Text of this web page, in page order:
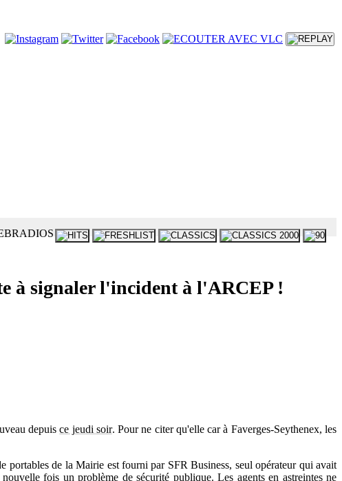
à signaler l'incident à l'ARCEP !
depuisce jeudi soir. Pour ne citer qu'elle car à Faverges-Seythenex, les
portables de la Mairie est fourni par SFR Business, seul opérateur qui avait
fois un problème de sécurité publique. Les agents en astreintes ne